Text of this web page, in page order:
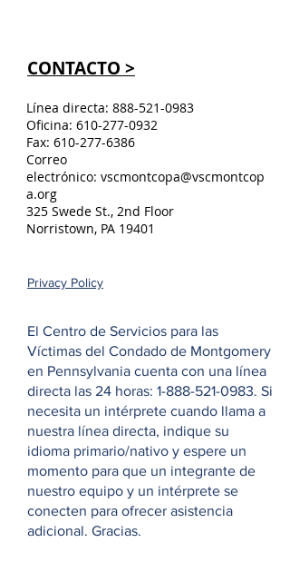
CONTACTO >
Línea directa: 888-521-0983
Oficina: 610-277-0932
Fax: 610-277-6386
Correo
electrónico: vscmontcopa@vscmontcop
a.org
325 Swede St., 2nd Floor
Norristown, PA 19401
Privacy Policy
El Centro de Servicios para las
Víctimas del Condado de Montgomery
en Pennsylvania cuenta con una línea
directa las 24 horas: 1-888-521-0983. Si
necesita un intérprete cuando llama a
nuestra línea directa, indique su
idioma primario/nativo y espere un
momento para que un integrante de
nuestro equipo y un intérprete se
conecten para ofrecer asistencia
adicional. Gracias.